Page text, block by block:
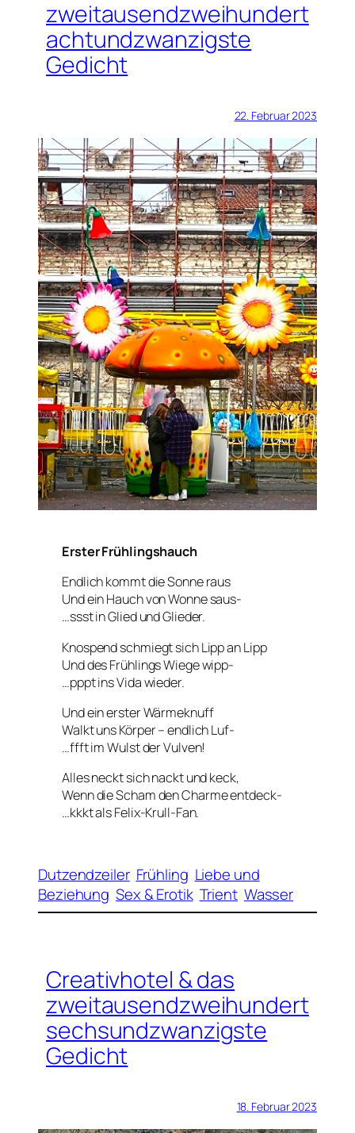
zweitausendzweihundert
achtundzwanzigste
Gedicht
22. Februar 2023
Erster Frühlingshauch
Endlich kommt die Sonne raus
Und ein Hauch von Wonne saus-
…ssst in Glied und Glieder.
Knospend schmiegt sich Lipp an Lipp
Und des Frühlings Wiege wipp-
…pppt ins Vida wieder.
Und ein erster Wärmeknuff
Walkt uns Körper – endlich Luf-
…ffft im Wulst der Vulven!
Alles neckt sich nackt und keck,
Wenn die Scham den Charme entdeck-
…kkkt als Felix-Krull-Fan.
Dutzendzeiler Frühling Liebe und
Beziehung Sex & Erotik Trient Wasser
Creativhotel & das
zweitausendzweihundert
sechsundzwanzigste
Gedicht
18. Februar 2023